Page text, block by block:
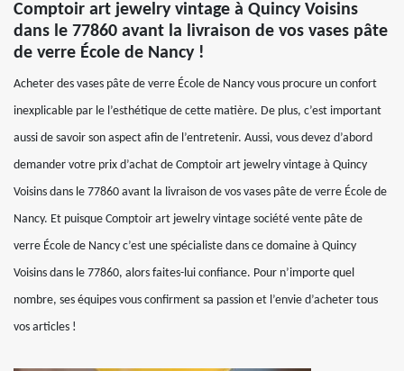
Comptoir art jewelry vintage à Quincy Voisins
dans le 77860 avant la livraison de vos vases pâte
de verre École de Nancy !
Acheter des vases pâte de verre École de Nancy vous procure un confort
inexplicable par le l’esthétique de cette matière. De plus, c’est important
aussi de savoir son aspect afin de l’entretenir. Aussi, vous devez d’abord
demander votre prix d’achat de Comptoir art jewelry vintage à Quincy
Voisins dans le 77860 avant la livraison de vos vases pâte de verre École de
Nancy. Et puisque Comptoir art jewelry vintage société vente pâte de
verre École de Nancy c’est une spécialiste dans ce domaine à Quincy
Voisins dans le 77860, alors faites-lui confiance. Pour n’importe quel
nombre, ses équipes vous confirment sa passion et l’envie d’acheter tous
vos articles !